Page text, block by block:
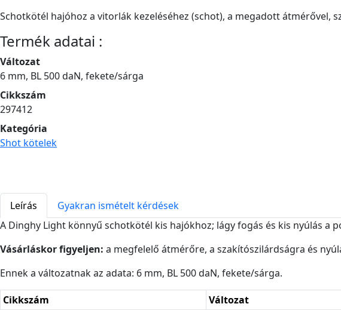
Schotkötél hajóhoz a vitorlák kezeléséhez (schot), a megadott átmérővel,
Termék adatai :
Változat
6 mm, BL 500 daN, fekete/sárga
Cikkszám
297412
Kategória
Shot kötelek
Leírás
Gyakran ismételt kérdések
A Dinghy Light könnyű schotkötél kis hajókhoz; lágy fogás és kis nyúlás a
Vásárláskor figyeljen: a megfelelő átmérőre, a szakítószilárdságra és
Ennek a változatnak az adata: 6 mm, BL 500 daN, fekete/sárga.
Cikkszám
Változat